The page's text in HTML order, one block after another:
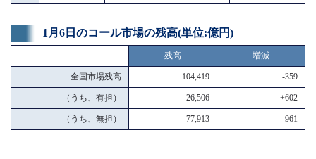
1月6日のコール市場の残高(単位:億円)
残高 増減
全国市場残高 104,419 -359
（うち、有担） 26,506 +602
（うち、無担） 77,913 -961